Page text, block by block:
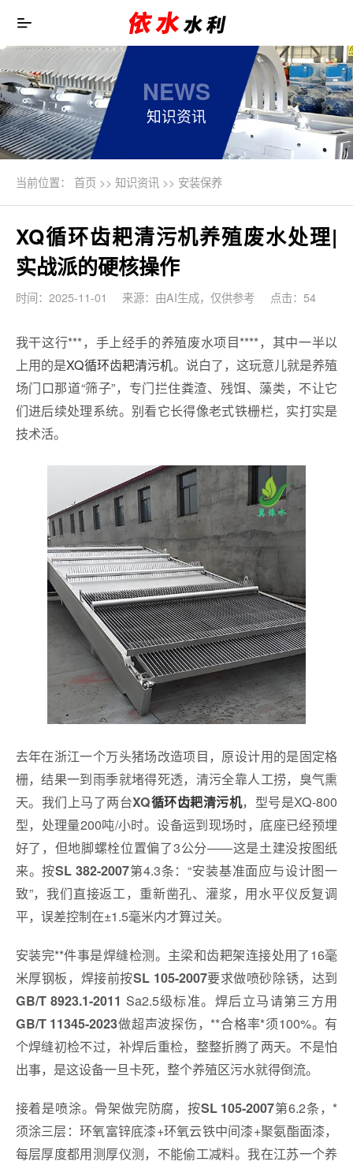
NEWS
知识资讯
当前位置： 首页>> 知识资讯 >> 安装保养
XQ循环齿耙清污机养殖废水处理|
实战派的硬核操作
时间：2025-11-01 来源：由AI生成，仅供参考 点击：54
我干这行***，手上经手的养殖废水项目****，其中一半以
上用的是XQ循环齿耙清污机。说白了，这玩意儿就是养殖
场门口那道“筛子”，专门拦住粪渣、残饵、藻类，不让它
们进后续处理系统。别看它长得像老式铁栅栏，实打实是
技术活。
去年在浙江一个万头猪场改造项目，原设计用的是固定格
栅，结果一到雨季就堵得死透，清污全靠人工捞，臭气熏
天。我们上马了两台XQ循环齿耙清污机，型号是XQ-800
型，处理量200吨/小时。设备运到现场时，底座已经预埋
好了，但地脚螺栓位置偏了3公分——这是土建没按图纸
来。按SL 382-2007第4.3条：“安装基准面应与设计图一
致”，我们直接返工，重新凿孔、灌浆，用水平仪反复调
平，误差控制在±1.5毫米内才算过关。
安装完**件事是焊缝检测。主梁和齿耙架连接处用了16毫
米厚钢板，焊接前按SL 105-2007要求做喷砂除锈，达到
GB/T 8923.1-2011 Sa2.5级标准。焊后立马请第三方用
GB/T 11345-2023做超声波探伤，**合格率*须100%。有
个焊缝初检不过，补焊后重检，整整折腾了两天。不是怕
出事，是这设备一旦卡死，整个养殖区污水就得倒流。
接着是喷涂。骨架做完防腐，按SL 105-2007第6.2条，*
须涂三层：环氧富锌底漆+环氧云铁中间漆+聚氨酯面漆，
每层厚度都用测厚仪测，不能偷工减料。我在江苏一个养